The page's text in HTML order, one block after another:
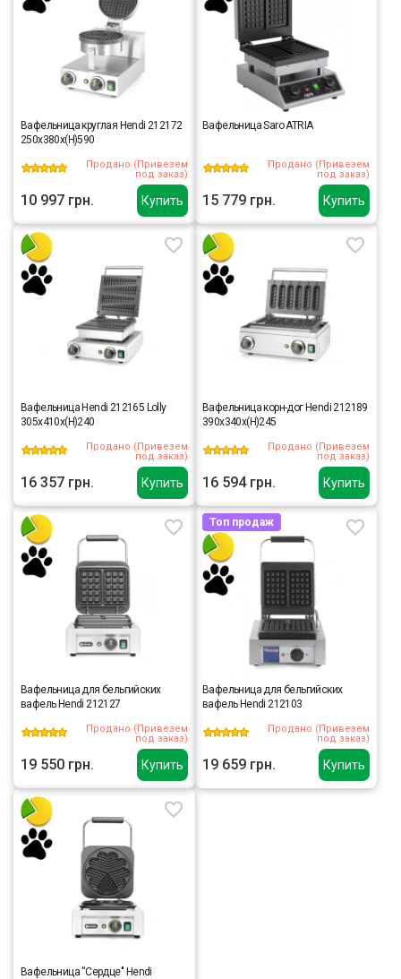
Купить
Вафельница круглая Hendi 212172
250x380x(H)590
Продано (Привезем
под заказ)
10 997 грн. Купить
Вафельница Saro ATRIA
Продано (Привезем
под заказ)
15 779 грн.
Купить
Вафельница Hendi 212165 Lolly
305x410x(H)240
Продано (Привезем
под заказ)
16 357 грн. Купить
Вафельница корн-дог Hendi 212189
390x340x(H)245
Продано (Привезем
под заказ)
16 594 грн.
Купить
Вафельница для бельгийских
вафель Hendi 212127
Продано (Привезем
под заказ)
19 550 грн. Купить
Топ продаж
Вафельница для бельгийских
вафель Hendi 212103
Продано (Привезем
под заказ)
19 659 грн.
Вафельница ''Сердце'' Hendi